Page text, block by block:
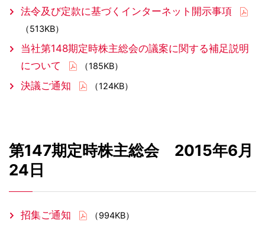
法令及び定款に基づくインターネット開示事項
（513KB）
当社第148期定時株主総会の議案に関する補足説明
について
（185KB）
決議ご通知 （124KB）
第147期定時株主総会 2015年6月
24日
招集ご通知 （994KB）